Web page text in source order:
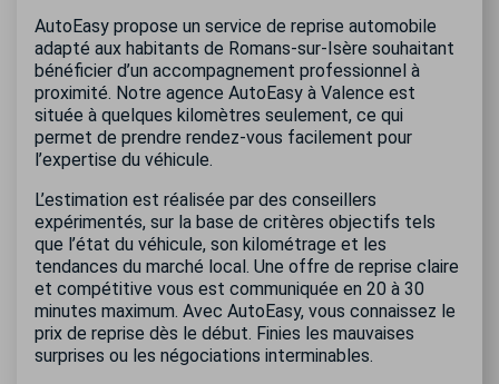
AutoEasy propose un service de reprise automobile
adapté aux habitants de Romans-sur-Isère souhaitant
bénéficier d’un accompagnement professionnel à
proximité. Notre agence AutoEasy à Valence est
située à quelques kilomètres seulement, ce qui
permet de prendre rendez-vous facilement pour
l’expertise du véhicule.
L’estimation est réalisée par des conseillers
expérimentés, sur la base de critères objectifs tels
que l’état du véhicule, son kilométrage et les
tendances du marché local. Une offre de reprise claire
et compétitive vous est communiquée en 20 à 30
minutes maximum. Avec AutoEasy, vous connaissez le
prix de reprise dès le début. Finies les mauvaises
surprises ou les négociations interminables.